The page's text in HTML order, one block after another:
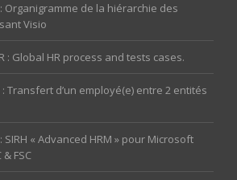
: Organigramme de la hiérarchie des
Visio
: Global HR process and tests cases.
: Transfert d’un employé(e) entre 2 entités
: SIRH « Advanced HRM » pour Microsoft
FSC